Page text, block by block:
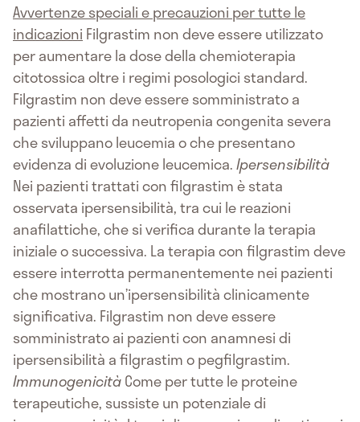
Avvertenze speciali e precauzioni per tutte le
indicazioni Filgrastim non deve essere utilizzato
per aumentare la dose della chemioterapia
citotossica oltre i regimi posologici standard.
Filgrastim non deve essere somministrato a
pazienti affetti da neutropenia congenita severa
che sviluppano leucemia o che presentano
evidenza di evoluzione leucemica.Ipersensibilità
Nei pazienti trattati con filgrastim è stata
osservata ipersensibilità, tra cui le reazioni
anafilattiche, che si verifica durante la terapia
iniziale o successiva. La terapia con filgrastim deve
essere interrotta permanentemente nei pazienti
che mostrano un’ipersensibilità clinicamente
significativa. Filgrastim non deve essere
somministrato ai pazienti con anamnesi di
ipersensibilità a filgrastim o pegfilgrastim.
ImmunogenicitàCome per tutte le proteine
terapeutiche, sussiste un potenziale di